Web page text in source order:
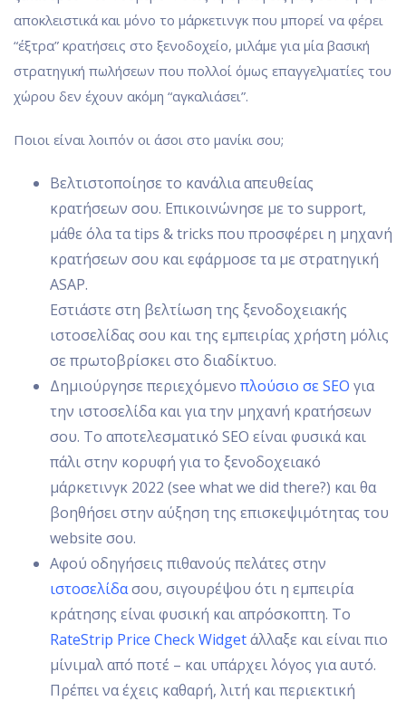
αποκλειστικά και μόνο το μάρκετινγκ που μπορεί να φέρει
“έξτρα” κρατήσεις στο ξενοδοχείο, μιλάμε για μία βασική
στρατηγική πωλήσεων που πολλοί όμως επαγγελματίες του
χώρου δεν έχουν ακόμη “αγκαλιάσει”.
Ποιοι είναι λοιπόν οι άσοι στο μανίκι σου;
Βελτιστοποίησε το κανάλια απευθείας
κρατήσεων σου. Επικοινώνησε με το support,
μάθε όλα τα tips & tricks που προσφέρει η μηχανή
κρατήσεων σου και εφάρμοσε τα με στρατηγική
ASAP.
Εστιάστε στη βελτίωση της ξενοδοχειακής
ιστοσελίδας σου και της εμπειρίας χρήστη μόλις
σε πρωτοβρίσκει στο διαδίκτυο.
Δημιούργησε περιεχόμενο πλούσιο σε SEO για
την ιστοσελίδα και για την μηχανή κρατήσεων
σου. Το αποτελεσματικό SEO είναι φυσικά και
πάλι στην κορυφή για το ξενοδοχειακό
μάρκετινγκ 2022 (see what we did there?) και θα
βοηθήσει στην αύξηση της επισκεψιμότητας του
website σου.
Αφού οδηγήσεις πιθανούς πελάτες στην
ιστοσελίδασου, σιγουρέψου ότι η εμπειρία
κράτησης είναι φυσική και απρόσκοπτη. Το
RateStrip Price Check Widgetάλλαξε και είναι πιο
μίνιμαλ από ποτέ – και υπάρχει λόγος για αυτό.
Πρέπει να έχεις καθαρή, λιτή και περιεκτική